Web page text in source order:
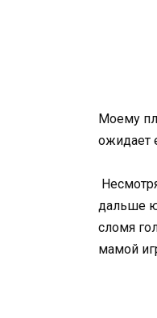
Моему
ожидает
дальше
сломя
мамой